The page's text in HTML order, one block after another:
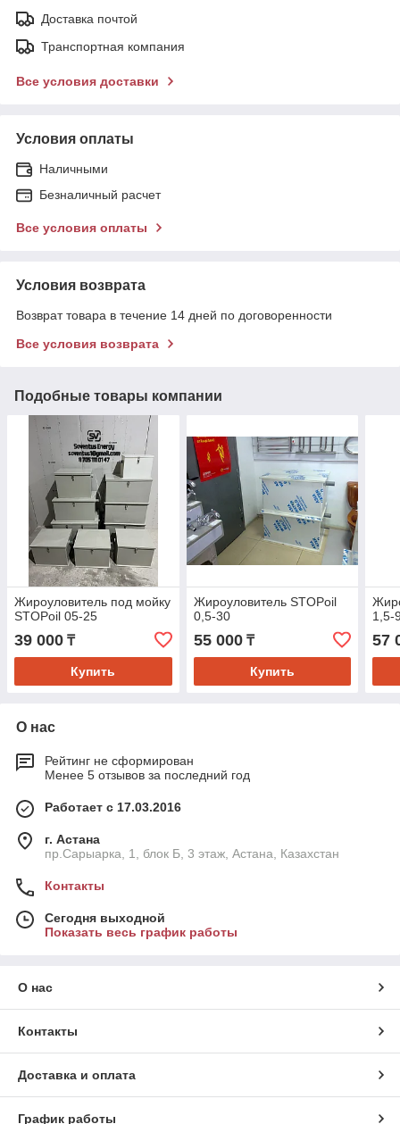
Доставка почтой
Транспортная компания
Все условия доставки
Условия оплаты
Наличными
Безналичный расчет
Все условия оплаты
Условия возврата
Возврат товара в течение 14 дней по договоренности
Все условия возврата
Подобные товары компании
Жироуловитель под мойку
STOPoil 05-25
39 000 ₸
Купить
Жироуловитель STOPoil
0,5-30
55 000₸
Купить
1,5-
57
О нас
Рейтинг не сформирован
Менее 5 отзывов за последний год
Работает с 17.03.2016
г. Астана
пр.Сарыарка, 1, блок Б, 3 этаж, Астана, Казахстан
Контакты
Сегодня выходной
Показать весь график работы
О нас
Контакты
Доставка и оплата
График работы